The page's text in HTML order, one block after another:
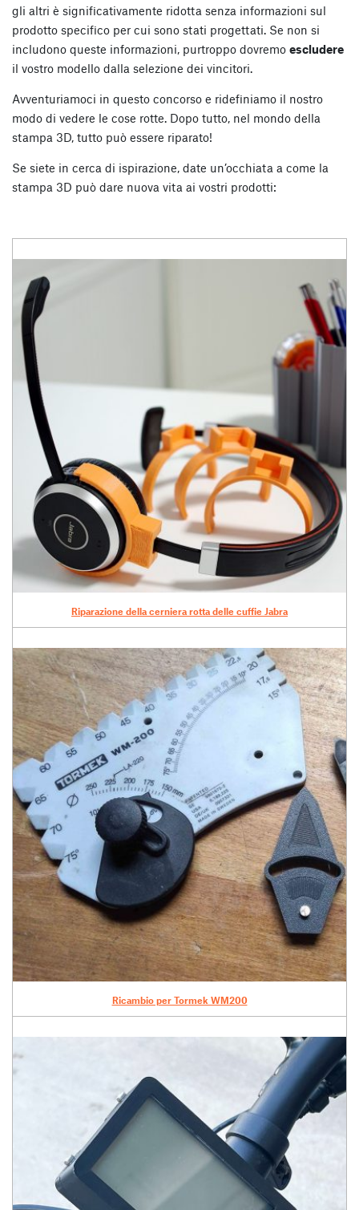
gli altri è significativamente ridotta senza informazioni sul
prodotto specifico per cui sono stati progettati. Se non si
includono queste informazioni, purtroppo dovremo escludere
il vostro modello dalla selezione dei vincitori.
Avventuriamoci in questo concorso e ridefiniamo il nostro
modo di vedere le cose rotte. Dopo tutto, nel mondo della
stampa 3D, tutto può essere riparato!
Se siete in cerca di ispirazione, date un’occhiata a come la
stampa 3D può dare nuova vita ai vostri prodotti:
Riparazione della cerniera rotta delle cuffie Jabra
Ricambio per Tormek WM200